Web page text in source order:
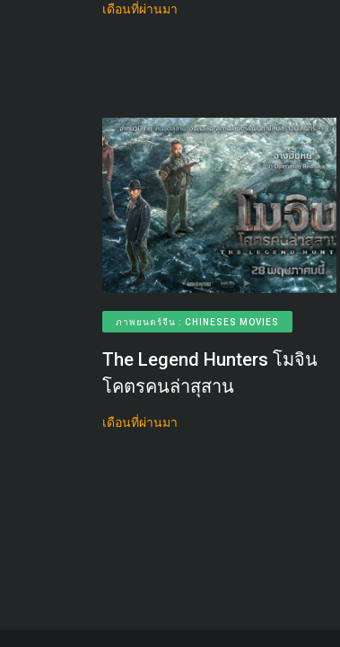
เดือนที่ผ่านมา
ภาพยนตร์จีน : CHINESES MOVIES
The Legend Hunters โมจิน
โคตรคนล่าสุสาน
เดือนที่ผ่านมา